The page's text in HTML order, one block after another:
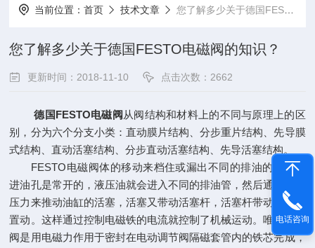
当前位置：首页 技术文章 您了解多少关于德国FESTO电磁阀的知识？
您了解多少关于德国FESTO电磁阀的知识？
更新时间：2018-11-10 点击次数：2662
德国FESTO电磁阀从阀结构和材料上的不同与原理上的区
别，分为六个分支小类：直动膜片结构、分步重片结构、先导膜
式结构、直动活塞结构、分步直动活塞结构、先导活塞结构。
FESTO电磁阀体的移动来档住或漏出不同的排油的孔，而
进油孔是常开的，液压油就会进入不同的排油管，然后通过油的
压力来推动油缸的活塞，活塞又带动活塞杆，活塞杆带动机械装
置动。这样通过控制电磁铁的电流就控制了机械运动。唯有电磁
阀是用电磁力作用于密封在电动调节阀隔磁套管内的铁芯完成，
电话咨询